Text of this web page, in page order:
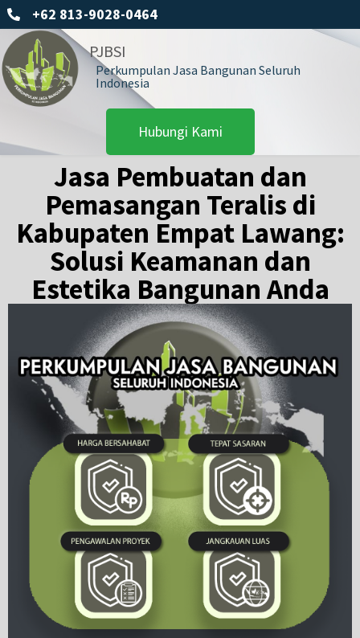
+62 813-9028-0464
PJBSI
Perkumpulan Jasa Bangunan Seluruh
Indonesia
Hubungi Kami
Jasa Pembuatan dan
Pemasangan Teralis di
Kabupaten Empat Lawang:
Solusi Keamanan dan
Estetika Bangunan Anda